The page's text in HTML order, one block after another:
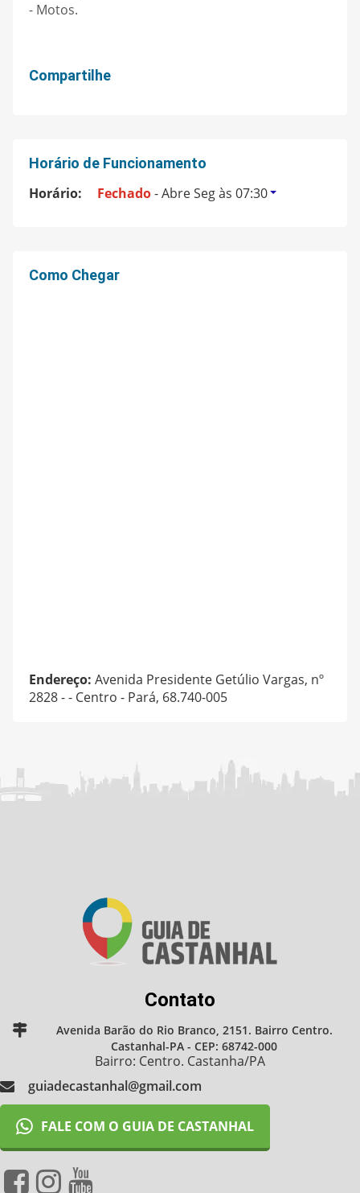
- Motos.
Compartilhe
Horário de Funcionamento
Horário: Fechado- Abre Seg às 07:30
Como Chegar
Endereço: Avenida Presidente Getúlio Vargas, nº
2828 - - Centro - Pará, 68.740-005
Contato
Avenida Barão do Rio Branco, 2151. Bairro Centro.
Castanhal-PA - CEP: 68742-000
Bairro: Centro. Castanha/PA
guiadecastanhal@gmail.com
FALE COM O GUIA DE CASTANHAL